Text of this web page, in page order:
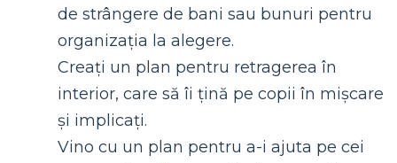
de strângere de bani sau bunuri pentru
organizația la alegere.
Creați un plan pentru retragerea în
interior, care să îi țină pe copii în mișcare
și implicați.
Vino cu un plan pentru a-i ajuta pe cei